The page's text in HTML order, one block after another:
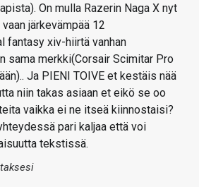
On mulla Razerin Naga X nyt
järkevämpää 12
fantasy xiv-hiirtä vanhan
sama merkki(Corsair Scimitar Pro
Ja PIENI TOIVE et kestäis nää
niin takas asiaan et eikö se oo
vaikka ei ne itseä kiinnostaisi?
pari kaljaa että voi
tekstissä.